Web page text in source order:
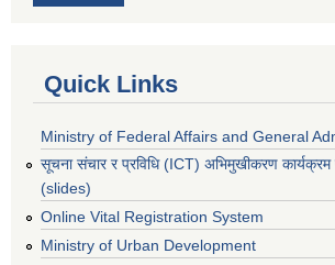
Quick Links
Ministry of Federal Affairs and General
सूचना संचार र प्रविधि (ICT) अभिमुखीकरण
(slides)
Online Vital Registration System
Ministry of Urban Development